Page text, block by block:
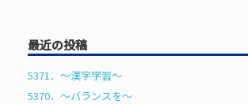
最近の投稿
5371．～漢字学習〜
5370．～バランスを〜